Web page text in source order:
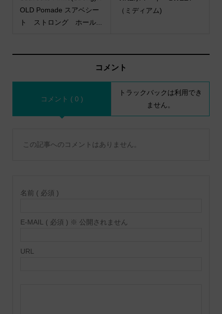
OLD Pomade スアベシー
ト ストロング ホール...
（ミディアム)
コメント
コメント ( 0 )
トラックバックは利用でき
ません。
この記事へのコメントはありません。
名前 ( 必須 )
E-MAIL ( 必須 ) ※ 公開されません
URL